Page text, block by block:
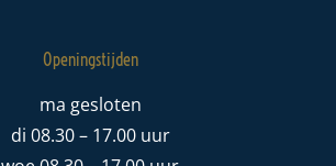
Openingstijden
ma gesloten
di 08.30 – 17.00 uur